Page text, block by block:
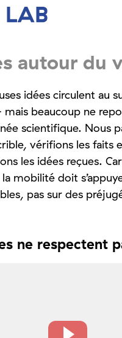
autour du
idées circulent au
beaucoup ne
scientifique. Nous
vérifions les faits
les idées reçues.
mobilité doit
pas sur des
ne respectent